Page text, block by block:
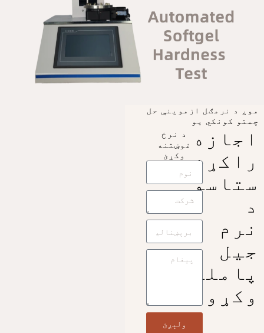
موږ د نرمګل ازموینې حل
چمتو کونکي یو
اجازه
راکړئ
ستاسو
د
نرم
جیل
پاملرنه
وکړو
د نرخ
غوښتنه
وکړئ
ولېږئ